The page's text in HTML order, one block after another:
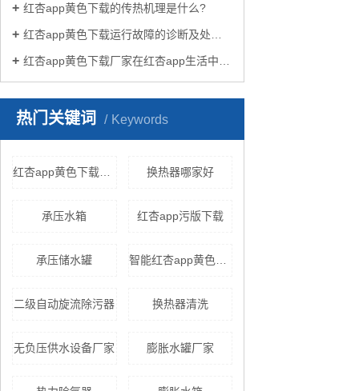
红杏app黄色下载的传热机理是什么?
红杏app黄色下载运行故障的诊断及处理方法
红杏app黄色下载厂家在红杏app生活中有哪些作用？
热门关键词 Keywords
换热器哪家好
承压水箱 红杏app污版下载
承压储水罐
二级自动旋流除污器 换热器清洗
无负压供水设备厂家 膨胀水罐厂家